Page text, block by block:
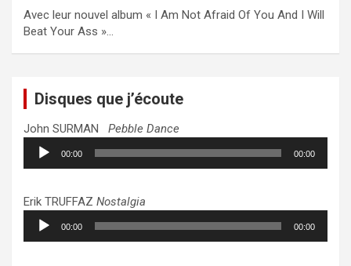
Avec leur nouvel album « I Am Not Afraid Of You And I Will
Beat Your Ass »…
Disques que j’écoute
John SURMAN Pebble Dance
Lecteur
audio
00:00 00:00
Erik TRUFFAZ Nostalgia
Lecteur
audio
00:00 00:00